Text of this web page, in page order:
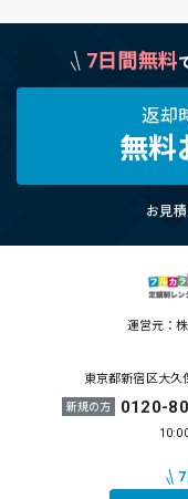
7日間無料
返却
無料
お見
運営元：
東京都新宿区大久
新規の方 0120-